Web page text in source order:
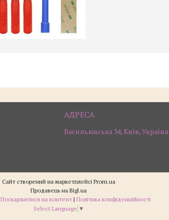
Васильківська 34, Київ, Україна
Сайт створений на маркетплейсі Prom.ua
Продавець на Bigl.ua
Поскаржитися на контент | Політика конфіденційності
Select Language ▼